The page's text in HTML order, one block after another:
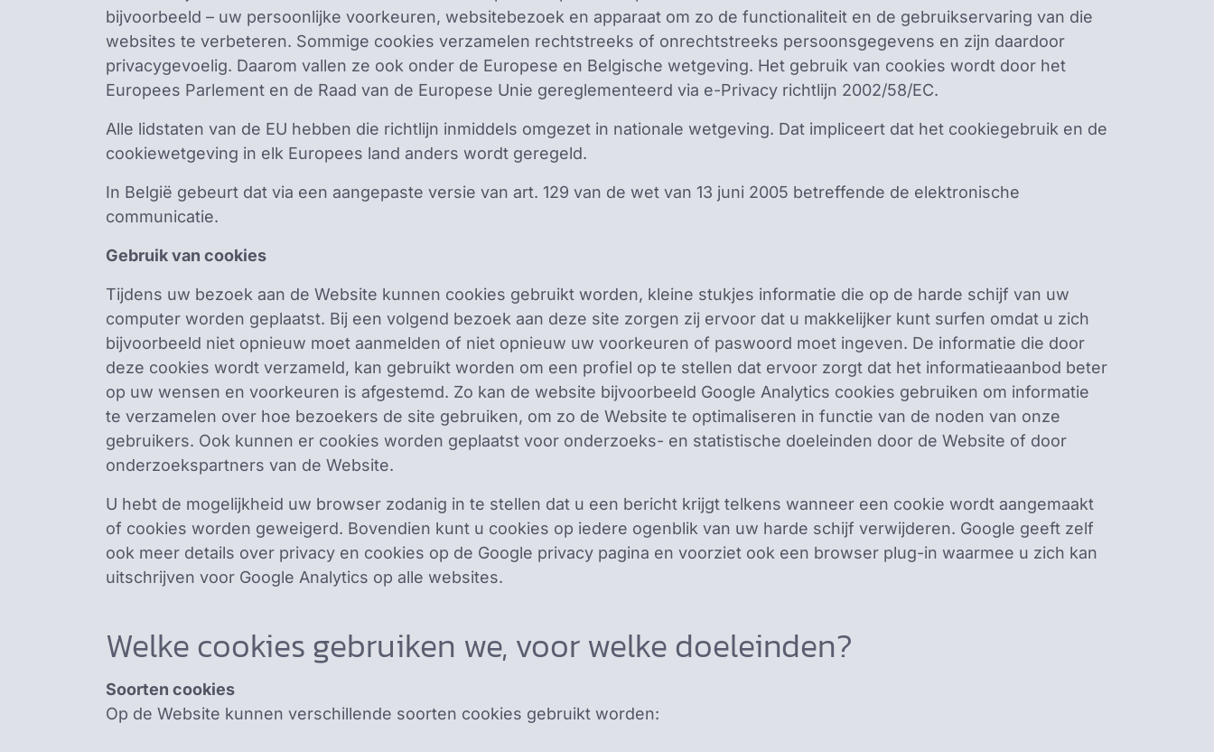
bijvoorbeeld – uw persoonlijke voorkeuren, websitebezoek en apparaat om zo de functionaliteit en de gebruikservaring van die
websites te verbeteren. Sommige cookies verzamelen rechtstreeks of onrechtstreeks persoonsgegevens en zijn daardoor
privacygevoelig. Daarom vallen ze ook onder de Europese en Belgische wetgeving. Het gebruik van cookies wordt door het
Europees Parlement en de Raad van de Europese Unie gereglementeerd via e-Privacy richtlijn 2002/58/EC.
Alle lidstaten van de EU hebben die richtlijn inmiddels omgezet in nationale wetgeving. Dat impliceert dat het cookiegebruik en de
cookiewetgeving in elk Europees land anders wordt geregeld.
In België gebeurt dat via een aangepaste versie van art. 129 van de wet van 13 juni 2005 betreffende de elektronische
communicatie.
Gebruik van cookies
Tijdens uw bezoek aan de Website kunnen cookies gebruikt worden, kleine stukjes informatie die op de harde schijf van uw
computer worden geplaatst. Bij een volgend bezoek aan deze site zorgen zij ervoor dat u makkelijker kunt surfen omdat u zich
bijvoorbeeld niet opnieuw moet aanmelden of niet opnieuw uw voorkeuren of paswoord moet ingeven. De informatie die door
deze cookies wordt verzameld, kan gebruikt worden om een profiel op te stellen dat ervoor zorgt dat het informatieaanbod beter
op uw wensen en voorkeuren is afgestemd. Zo kan de website bijvoorbeeld Google Analytics cookies gebruiken om informatie
te verzamelen over hoe bezoekers de site gebruiken, om zo de Website te optimaliseren in functie van de noden van onze
gebruikers. Ook kunnen er cookies worden geplaatst voor onderzoeks- en statistische doeleinden door de Website of door
onderzoekspartners van de Website.
U hebt de mogelijkheid uw browser zodanig in te stellen dat u een bericht krijgt telkens wanneer een cookie wordt aangemaakt
of cookies worden geweigerd. Bovendien kunt u cookies op iedere ogenblik van uw harde schijf verwijderen. Google geeft zelf
ook meer details over privacy en cookies op de Google privacy pagina en voorziet ook een browser plug-in waarmee u zich kan
uitschrijven voor Google Analytics op alle websites.
Welke cookies gebruiken we, voor welke doeleinden?
Soorten cookies
Op de Website kunnen verschillende soorten cookies gebruikt worden: